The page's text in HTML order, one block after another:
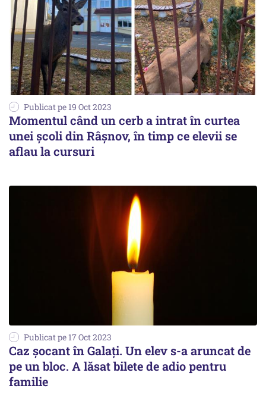
Publicat pe 19 Oct 2023
Momentul când un cerb a intrat în curtea
unei şcoli din Râşnov, în timp ce elevii se
aflau la cursuri
Publicat pe 17 Oct 2023
Caz șocant în Galați. Un elev s-a aruncat de
pe un bloc. A lăsat bilete de adio pentru
familie